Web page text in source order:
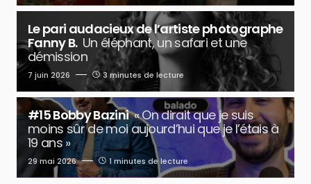
Le pari audacieux de l’artiste photographe
Fanny B. Un éléphant, un safari et une
démission
7 juin 2026 3 minutes de lecture
#15 Bobby Bazini « On dirait que je suis
moins sûr de moi aujourd’hui que je l’étais à
19 ans »
29 mai 2026 1 minutes de lecture